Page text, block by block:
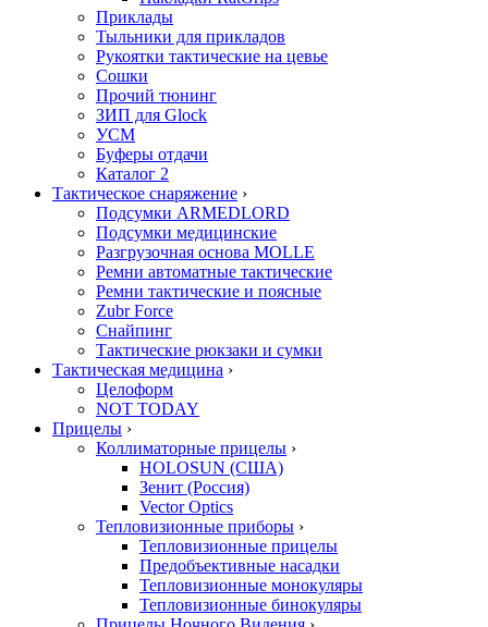
Приклады
Тыльники для прикладов
Рукоятки тактические на цевье
Сошки
Прочий тюнинг
ЗИП для Glock
УСМ
Буферы отдачи
Каталог 2
Тактическое снаряжение ›
Подсумки ARMEDLORD
Подсумки медицинские
Разгрузочная основа MOLLE
Ремни автоматные тактические
Ремни тактические и поясные
Zubr Force
Снайпинг
Тактические рюкзаки и сумки
Тактическая медицина ›
Целоформ
NOT TODAY
Прицелы ›
Коллиматорные прицелы ›
HOLOSUN (США)
Зенит (Россия)
Vector Optics
Тепловизионные приборы ›
Тепловизионные прицелы
Предобъективные насадки
Тепловизионные монокуляры
Тепловизионные бинокуляры